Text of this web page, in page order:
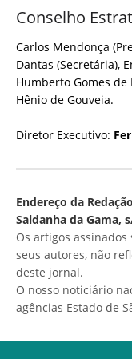
Conselho
Carlos Mendonça
Dantas (Secretária),
Humberto Gomes
Hênio de Gouveia.
Diretor Executivo:
Endereço da
Saldanha da Gama,
Os artigos
seus autores, não
deste jornal.
O nosso noticiário
agências Estado de